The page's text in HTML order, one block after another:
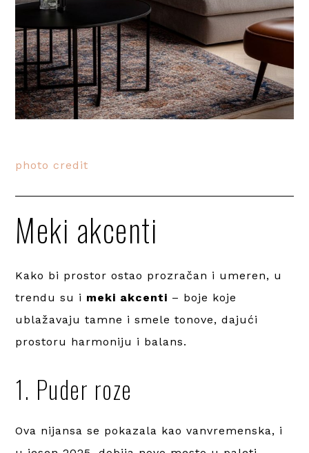
photo credit
Meki akcenti
Kako bi prostor ostao prozračan i umeren, u
trendu su i meki akcenti – boje koje
ublažavaju tamne i smele tonove, dajući
prostoru harmoniju i balans.
1. Puder roze
Ova nijansa se pokazala kao vanvremenska, i